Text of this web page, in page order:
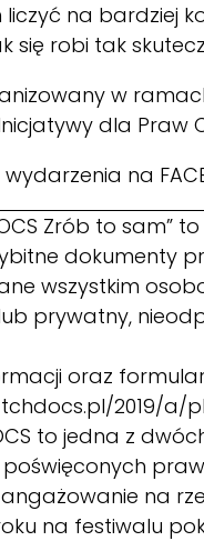
na bardziej
się robi tak
w
dla Praw
wydarzenia na
Zrób to sam”
dokumenty
wszystkim
prywatny,
oraz
2019/a/
to jedna z
na
na festiwalu